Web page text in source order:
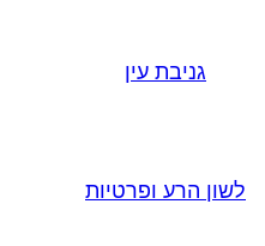
גניבת עין
לשון הרע ופרטיות